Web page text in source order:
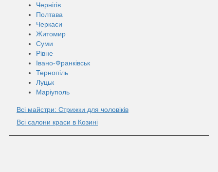
Чернігів
Полтава
Черкаси
Житомир
Суми
Рівне
Івано-Франківськ
Тернопіль
Луцьк
Маріуполь
Всі майстри: Стрижки для чоловіків
Всі салони краси в Козині